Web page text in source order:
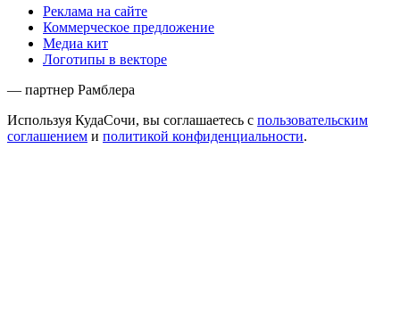
Реклама на сайте
Коммерческое предложение
Медиа кит
Логотипы в векторе
— партнер Рамблера
Используя КудаСочи, вы соглашаетесь с пользовательским
соглашением и политикой конфиденциальности.